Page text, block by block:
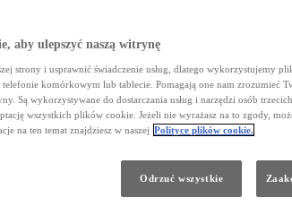
aby ulepszyć naszą witrynę
strony i usprawnić świadczenie usług, dlatego wykorzystujemy
komórkowym lub tablecie. Pomagają one nam zrozumieć
Są wykorzystywane do dostarczania usług i narzędzi osób
wszystkich plików cookie. Jeżeli nie wyrażasz na to zgody,
na ten temat znajdziesz w naszej Polityce plików cookie.
Odrzuć wszystkie